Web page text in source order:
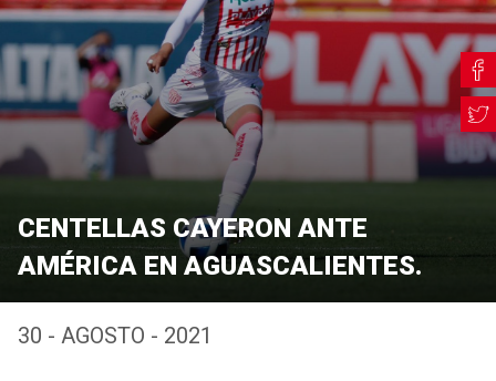
CENTELLAS CAYERON ANTE
AMÉRICA EN AGUASCALIENTES.
30 - AGOSTO - 2021